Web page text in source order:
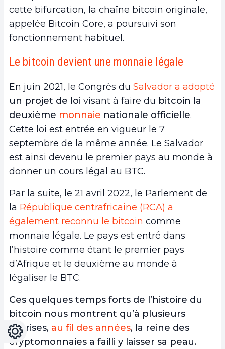
cette bifurcation, la chaîne bitcoin originale,
appelée Bitcoin Core, a poursuivi son
fonctionnement habituel.
Le bitcoin devient une monnaie légale
En juin 2021, le Congrès du Salvador a adopté
un projet de loi visant à faire du bitcoin la
deuxième monnaie nationale officielle.
Cette loi est entrée en vigueur le 7
septembre de la même année. Le Salvador
est ainsi devenu le premier pays au monde à
donner un cours légal au BTC.
Par la suite, le 21 avril 2022, le Parlement de
la République centrafricaine (RCA) a
également reconnu le bitcoin comme
monnaie légale. Le pays est entré dans
l’histoire comme étant le premier pays
d’Afrique et le deuxième au monde à
légaliser le BTC.
Ces quelques temps forts de l’histoire du
bitcoin nous montrent qu’à plusieurs
reprises, au fil des années, la reine des
cryptomonnaies a failli y laisser sa peau.
LightDark
Réglages